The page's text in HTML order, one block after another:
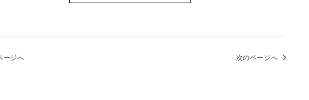
ージへ 次のページへ